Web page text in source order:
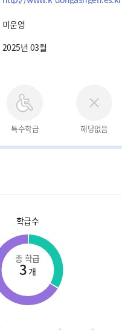
미운영
2025년 03월
특수학급 해당없음
학급수
총 학급
3 개
-
-